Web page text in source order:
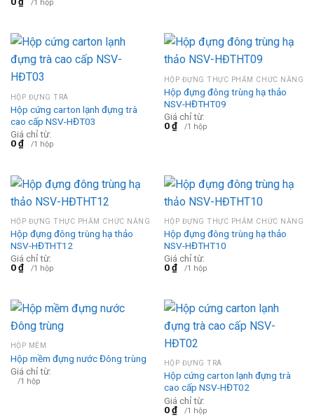
/1 hộp
HỘP ĐỰNG TRÀ
Hộp cứng carton lạnh đựng trà
cao cấp NSV-HĐT03
Giá chỉ từ:
0₫ /1 hộp
HỘP ĐỰNG THỰC PHẨM CHỨC NĂNG
Hộp đựng đông trùng hạ thảo
NSV-HĐTHT09
Giá chỉ từ:
0₫ /1 hộp
HỘP ĐỰNG THỰC PHẨM CHỨC NĂNG
Hộp đựng đông trùng hạ thảo
NSV-HĐTHT12
Giá chỉ từ:
0₫ /1 hộp
HỘP ĐỰNG THỰC PHẨM CHỨC NĂNG
Hộp đựng đông trùng hạ thảo
NSV-HĐTHT10
Giá chỉ từ:
0₫ /1 hộp
HỘP MỀM
Hộp mềm đựng nước Đông trùng
Giá chỉ từ:
/1 hộp
HỘP ĐỰNG TRÀ
Hộp cứng carton lạnh đựng trà
cao cấp NSV-HĐT02
Giá chỉ từ:
0₫ /1 hộp